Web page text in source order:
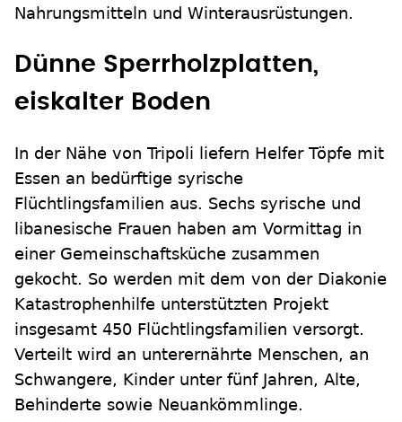
Nahrungsmitteln und Winterausrüstungen.
Dünne Sperrholzplatten,
eiskalter Boden
In der Nähe von Tripoli liefern Helfer Töpfe mit
Essen an bedürftige syrische
Flüchtlingsfamilien aus. Sechs syrische und
libanesische Frauen haben am Vormittag in
einer Gemeinschaftsküche zusammen
gekocht. So werden mit dem von der Diakonie
Katastrophenhilfe unterstützten Projekt
insgesamt 450 Flüchtlingsfamilien versorgt.
Verteilt wird an unterernährte Menschen, an
Schwangere, Kinder unter fünf Jahren, Alte,
Behinderte sowie Neuankömmlinge.